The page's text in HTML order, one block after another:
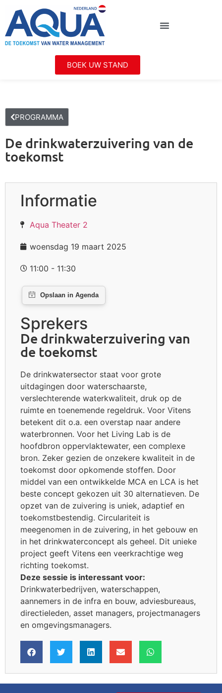
BOEK UW STAND
PROGRAMMA
De drinkwaterzuivering van de
toekomst
Informatie
Aqua Theater 2
woensdag 19 maart 2025
11:00 - 11:30
Sprekers
De drinkwaterzuivering van
de toekomst
De drinkwatersector staat voor grote
uitdagingen door waterschaarste,
verslechterende waterkwaliteit, druk op de
ruimte en toenemende regeldruk. Voor Vitens
betekent dit o.a. een overstap naar andere
waterbronnen. Voor het Living Lab is de
hoofdbron oppervlaktewater, een complexe
bron. Zeker gezien de onzekere kwaliteit in de
toekomst door opkomende stoffen. Door
middel van een ontwikkelde MCA en LCA is het
beste concept gekozen uit 30 alternatieven. De
opzet van de zuivering is uniek, adaptief en
toekomstbestendig. Circulariteit is
meegenomen in de zuivering, in het gebouw en
in het drinkwaterconcept als geheel. Dit unieke
project geeft Vitens een veerkrachtige weg
richting toekomst.
Deze sessie is interessant voor:
Drinkwaterbedrijven, waterschappen,
aannemers in de infra en bouw, adviesbureaus,
directieleden, asset managers, projectmanagers
en omgevingsmanagers.